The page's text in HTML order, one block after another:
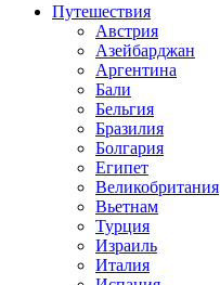
Путешествия
Австрия
Азейбарджан
Аргентина
Бали
Бельгия
Бразилия
Болгария
Египет
Великобритания
Вьетнам
Турция
Израиль
Италия